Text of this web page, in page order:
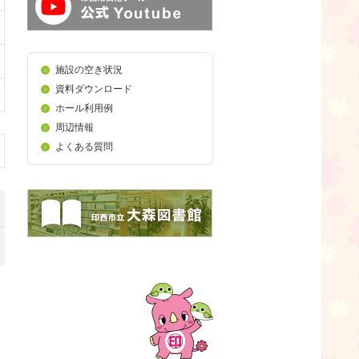
施設の空き状況
資料ダウンロード
ホール利用例
周辺情報
よくある質問